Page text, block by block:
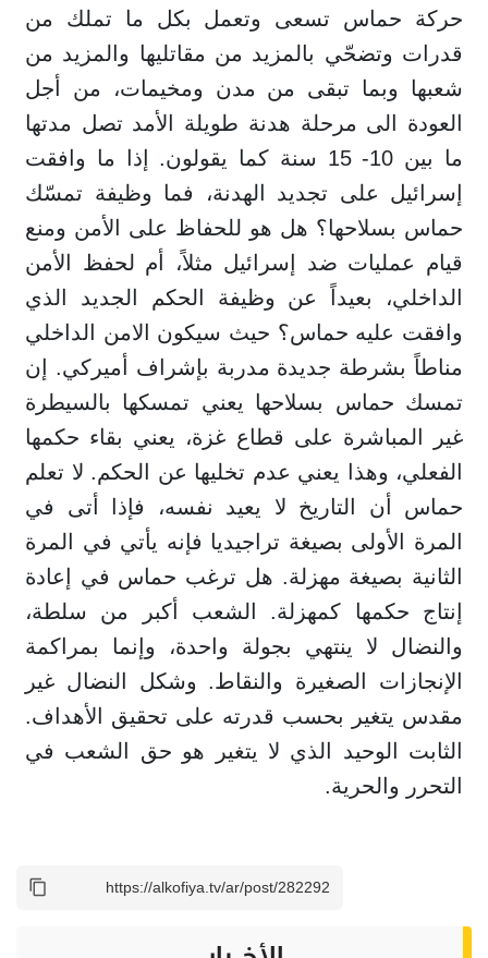
حركة حماس تسعى وتعمل بكل ما تملك من
قدرات وتضحّي بالمزيد من مقاتليها والمزيد من
شعبها وبما تبقى من مدن ومخيمات، من أجل
العودة الى مرحلة هدنة طويلة الأمد تصل مدتها
ما بين 10- 15 سنة كما يقولون. إذا ما وافقت
إسرائيل على تجديد الهدنة، فما وظيفة تمسّك
حماس بسلاحها؟ هل هو للحفاظ على الأمن ومنع
قيام عمليات ضد إسرائيل مثلاً، أم لحفظ الأمن
الداخلي، بعيداً عن وظيفة الحكم الجديد الذي
وافقت عليه حماس؟ حيث سيكون الامن الداخلي
مناطاً بشرطة جديدة مدربة بإشراف أميركي. إن
تمسك حماس بسلاحها يعني تمسكها بالسيطرة
غير المباشرة على قطاع غزة، يعني بقاء حكمها
الفعلي، وهذا يعني عدم تخليها عن الحكم. لا تعلم
حماس أن التاريخ لا يعيد نفسه، فإذا أتى في
المرة الأولى بصيغة تراجيديا فإنه يأتي في المرة
الثانية بصيغة مهزلة. هل ترغب حماس في إعادة
إنتاج حكمها كمهزلة. الشعب أكبر من سلطة،
والنضال لا ينتهي بجولة واحدة، وإنما بمراكمة
الإنجازات الصغيرة والنقاط. وشكل النضال غير
مقدس يتغير بحسب قدرته على تحقيق الأهداف.
الثابت الوحيد الذي لا يتغير هو حق الشعب في
التحرر والحرية.